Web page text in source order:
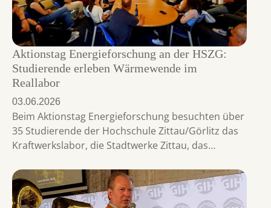
Aktionstag Energieforschung an der HSZG:
Studierende erleben Wärmewende im
Reallabor
03.06.2026
Beim Aktionstag Energieforschung besuchten über
35 Studierende der Hochschule Zittau/Görlitz das
Kraftwerkslabor, die Stadtwerke Zittau, das…